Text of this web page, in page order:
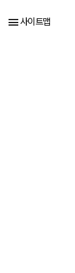
menu사이트맵